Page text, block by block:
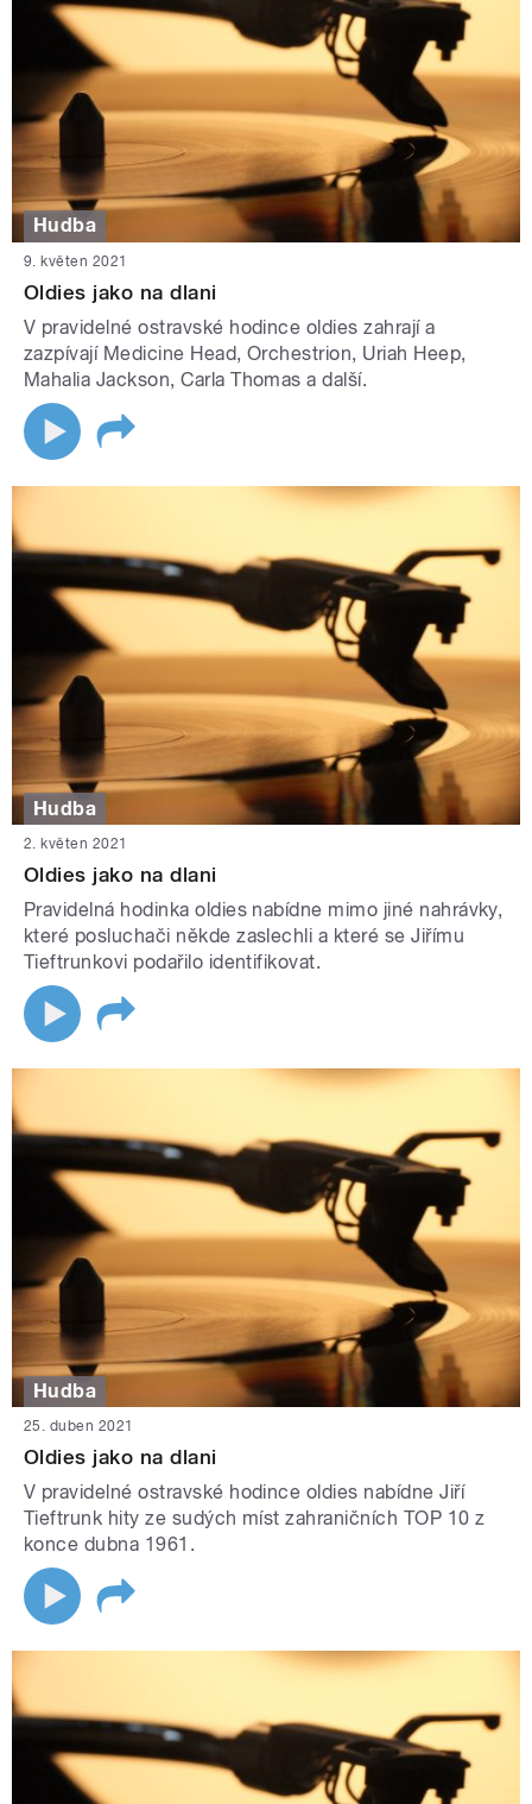
Hudba
9. květen 2021
Oldies jako na dlani
V pravidelné ostravské hodince oldies zahrají a
zazpívají Medicine Head, Orchestrion, Uriah Heep,
Mahalia Jackson, Carla Thomas a další.
Hudba
2. květen 2021
Oldies jako na dlani
Pravidelná hodinka oldies nabídne mimo jiné nahrávky,
které posluchači někde zaslechli a které se Jiřímu
Tieftrunkovi podařilo identifikovat.
Hudba
25. duben 2021
Oldies jako na dlani
V pravidelné ostravské hodince oldies nabídne Jiří
Tieftrunk hity ze sudých míst zahraničních TOP 10 z
konce dubna 1961.